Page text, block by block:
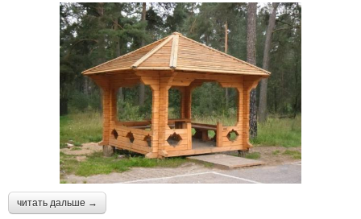
читать дальше →